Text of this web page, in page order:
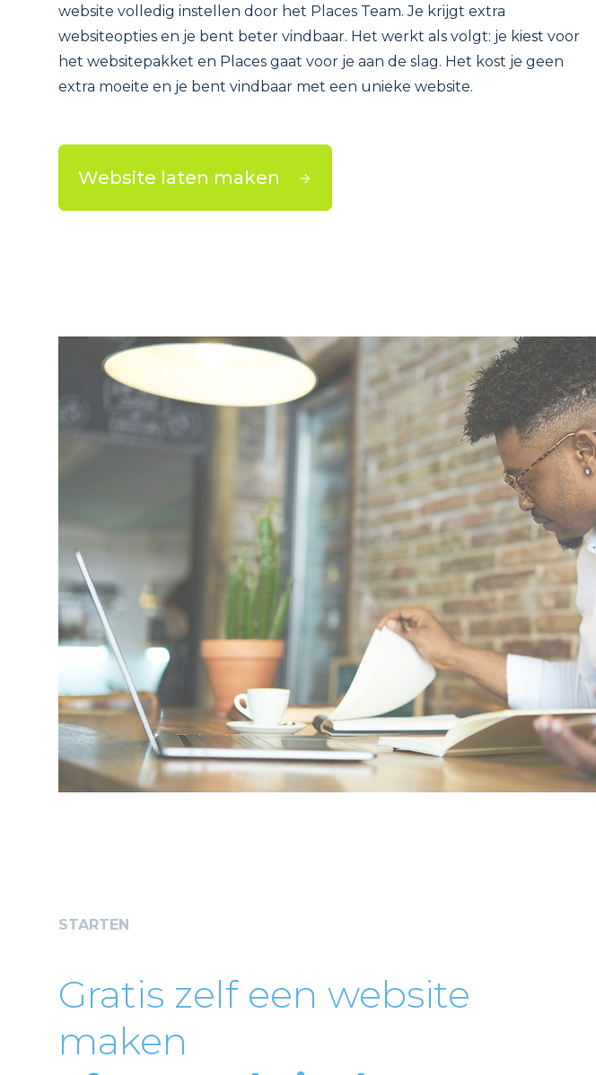
website volledig instellen door het Places Team. Je krijgt extra
websiteopties en je bent beter vindbaar. Het werkt als volgt: je kiest voor
het websitepakket en Places gaat voor je aan de slag. Het kost je geen
extra moeite en je bent vindbaar met een unieke website.
Website laten maken
STARTEN
Gratis zelf een website
maken